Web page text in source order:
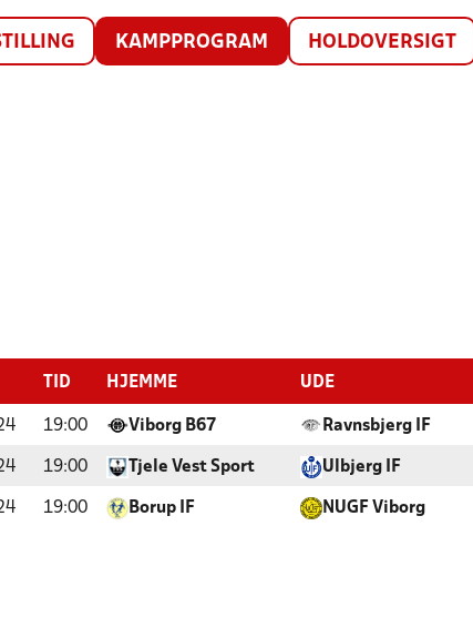
KAMPPROGRAM HOLDOVERSIGT
TID HJEMME UDE
19:00 Viborg B67 Ravnsbjerg IF
19:00 Tjele Vest Sport Ulbjerg IF
19:00 Borup IF NUGF Viborg